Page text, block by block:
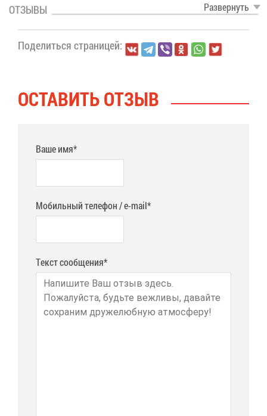
Раз­вер­нуть
ОТ­ЗЫ­ВЫ
По­де­лить­ся стра­ни­цей:
ОСТА­ВИТЬ ОТ­ЗЫВ
Ваше имя*
Мобильный телефон / e-mail*
Текст сообщения*